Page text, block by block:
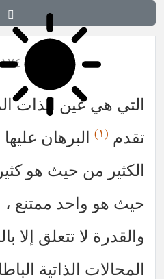
بدایة الحکمة
١٧٤
التي هي عين الذات
تقدم (١)
البرهان
الكثير من حيث هو
حيث هو واحد ممتنع ،
والقدرة لا تتعلق إلا
المحالات الذاتية